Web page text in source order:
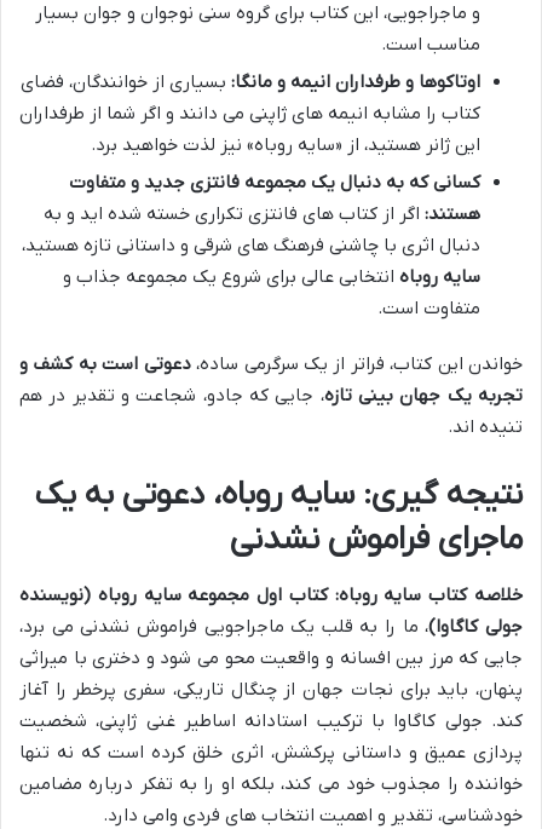
و ماجراجویی، این کتاب برای گروه سنی نوجوان و جوان بسیار
مناسب است.
اوتاکوها و طرفداران انیمه و مانگا: بسیاری از خوانندگان، فضای
کتاب را مشابه انیمه های ژاپنی می دانند و اگر شما از طرفداران
این ژانر هستید، از «سایه روباه» نیز لذت خواهید برد.
کسانی که به دنبال یک مجموعه فانتزی جدید و متفاوت
هستند: اگر از کتاب های فانتزی تکراری خسته شده اید و به
دنبال اثری با چاشنی فرهنگ های شرقی و داستانی تازه هستید،
سایه روباه انتخابی عالی برای شروع یک مجموعه جذاب و
متفاوت است.
خواندن این کتاب، فراتر از یک سرگرمی ساده،دعوتی است به کشف و
تجربه یک جهان بینی تازه، جایی که جادو، شجاعت و تقدیر در هم
تنیده اند.
نتیجه گیری: سایه روباه، دعوتی به یک
ماجرای فراموش نشدنی
خلاصه کتاب سایه روباه: کتاب اول مجموعه سایه روباه (نویسنده
جولی کاگاوا)، ما را به قلب یک ماجراجویی فراموش نشدنی می برد،
جایی که مرز بین افسانه و واقعیت محو می شود و دختری با میراثی
پنهان، باید برای نجات جهان از چنگال تاریکی، سفری پرخطر را آغاز
کند. جولی کاگاوا با ترکیب استادانه اساطیر غنی ژاپنی، شخصیت
پردازی عمیق و داستانی پرکشش، اثری خلق کرده است که نه تنها
خواننده را مجذوب خود می کند، بلکه او را به تفکر درباره مضامین
خودشناسی، تقدیر و اهمیت انتخاب های فردی وامی دارد.